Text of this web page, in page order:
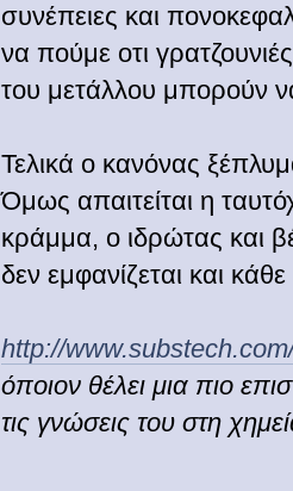
συνέπειες και
να πούμε οτι
του μετάλλου μπορούν
Τελικά ο κανόνας
Όμως απαιτείται η
κράμμα, ο ιδρώτας και
δεν εμφανίζεται και
http://
όποιον θέλει μια πιο
τις γνώσεις του στη